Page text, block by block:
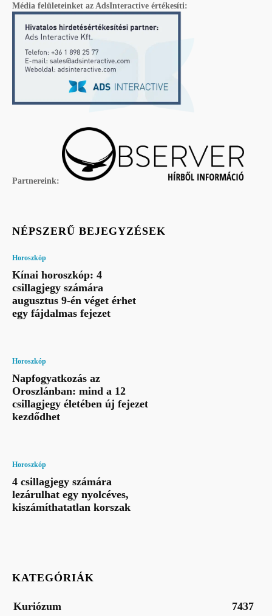
Média felületeinket az AdsInteractive értékesíti:
Partnereink:
NÉPSZERŰ BEJEGYZÉSEK
Horoszkóp
Kínai horoszkóp: 4
csillagjegy számára
augusztus 9-én véget érhet
egy fájdalmas fejezet
Horoszkóp
Napfogyatkozás az
Oroszlánban: mind a 12
csillagjegy életében új fejezet
kezdődhet
Horoszkóp
4 csillagjegy számára
lezárulhat egy nyolcéves,
kiszámíthatatlan korszak
KATEGÓRIÁK
Kuriózum
7437